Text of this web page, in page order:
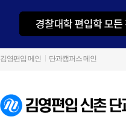
김영편입 메인 단과캠퍼스 메인